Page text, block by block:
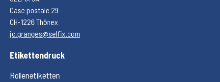
Case postale 29
CH-1226 Thônex
jc.granges@selfix.com
Etikettendruck
Rollenetiketten